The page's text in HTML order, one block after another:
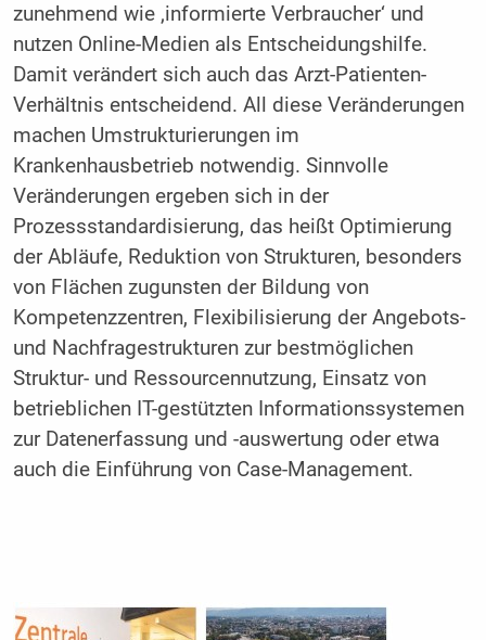
zunehmend wie ­‚informierte Verbraucher‘ und
nutzen Online-Medien als Entscheidungshilfe.
Damit verändert sich auch das Arzt-Patienten-
Verhältnis entscheidend. All diese Veränderungen
machen Umstrukturierungen im
Krankenhausbetrieb notwendig. Sinnvolle
Veränderungen ergeben sich in der
Prozessstandardisierung, das heißt Optimierung
der Abläufe, Reduktion von Strukturen, besonders
von Flächen zugunsten der Bildung von
Kompetenzzentren, Flexibilisierung der Angebots-
und Nachfragestrukturen zur bestmöglichen
Struktur- und Ressourcennutzung, Einsatz von
betrieblichen IT-gestützten Informationssystemen
zur Datenerfassung und -auswertung oder etwa
auch die Einführung von Case-Management.